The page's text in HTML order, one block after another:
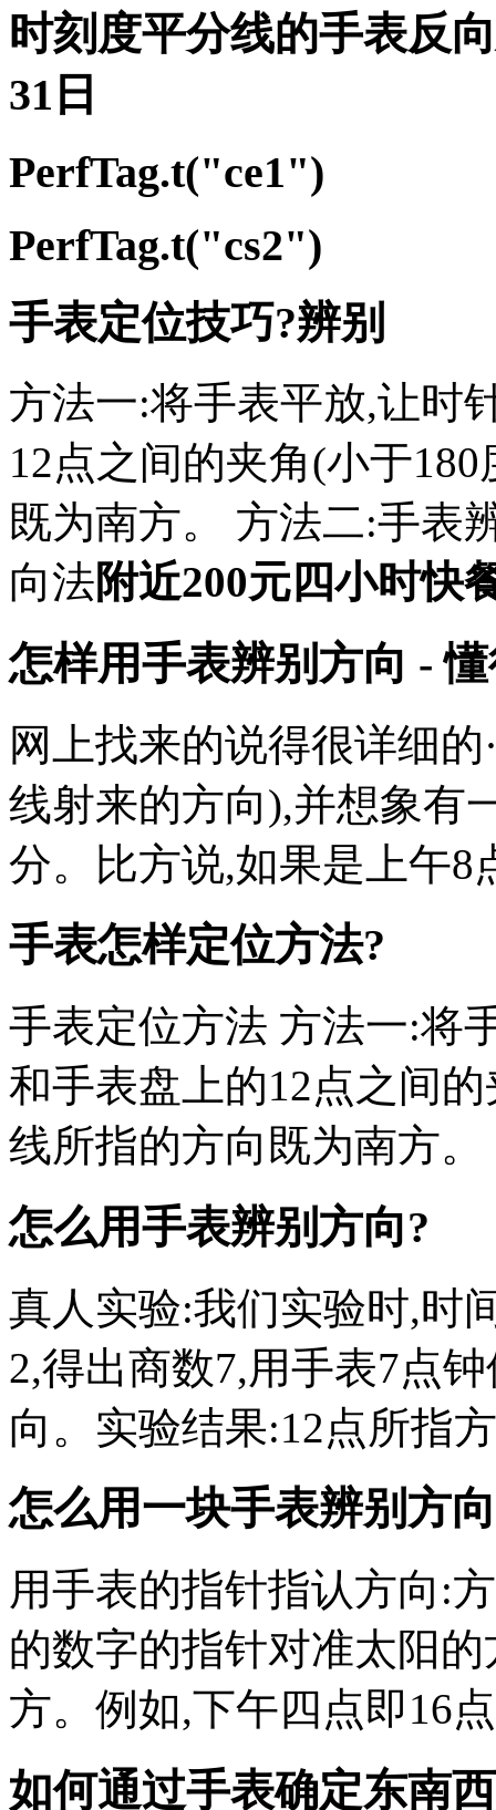
时刻度平分线的手表反
31日
PerfTag.t("ce1")
PerfTag.t("cs2")
手表定位技巧?辨别
方法一:将手表平放,让时
12点之间的夹角(小于
既为南方。 方法二:手表
向法附近200元四小时快
怎样用手表辨别方向 -
网上找来的说得很详细
线射来的方向),并想象有
分。比方说,如果是上午8
手表怎样定位方法?
手表定位方法 方法一:将
和手表盘上的12点之间
线所指的方向既为南方
怎么用手表辨别方向?
真人实验:我们实验时,时
2,得出商数7,用手表7点
向。实验结果:12点所指
怎么用一块手表辨别方
用手表的指针指认方向:
的数字的指针对准太阳
方。例如,下午四点即16
如何通过手表确定东南